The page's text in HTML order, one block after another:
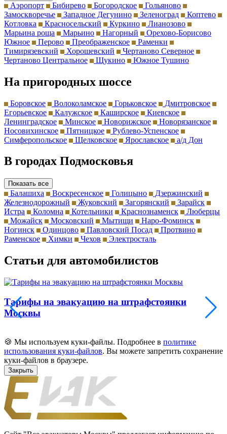
Аэропорт Бибирево Богородское
Гольяново
Замоскворечье
Западное Дегунино Зеленоград
Коптево
Котловка
Красносельский Куркино
Лианозово
Марьина роща
Марьино Нагорный
Орехово-Борисово
Южное
Перово Преображенское
Раменки
Тимирязевский
Хорошевский
Чертаново Северное
Чертаново Центральное
Щукино Южное Тушино
На пригородных шоссе
Боровское Волоколамское Горьковское
Дмитровское
Егорьевское
Калужское Каширское
Киевское
Ленинградское
Минское Новорижское
Новорязанское
Носовихинское
Пятницкое
Рублево-Успенское
Симферопольское
Щелковское Ярославское а/д Дон
В городах Подмосковья
Показать все
Балашиха Воскресенское Голицыно
Дзержинский
Железнодорожный
Жуковский Загорянский
Зарайск
Истра
Коломна Котельники Краснознаменск
Люберцы
Можайск
Московский Мытищи
Наро-Фоминск
Ногинск
Одинцово Павловский Посад
Протвино
Раменское
Химки Чехов Электросталь
Статьи для автомобилистов
Тарифы на эвакуацию на штрафстоянки
Москвы
🍪 Мы используем куки-файлы. Подробнее в политике
использования куки-файлов. Вы можете запретить сохранение
куки-файлов в браузере.
Закрыть